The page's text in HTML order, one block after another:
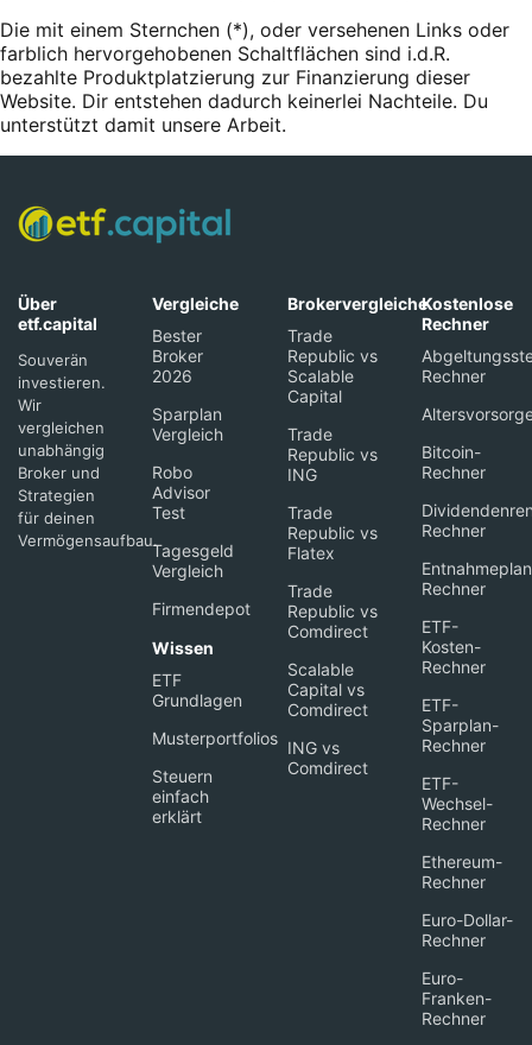
Die mit einem Sternchen (*), oder versehenen Links oder
farblich hervorgehobenen Schaltflächen sind i.d.R.
bezahlte Produktplatzierung zur Finanzierung dieser
Website. Dir entstehen dadurch keinerlei Nachteile. Du
unterstützt damit unsere Arbeit.
Über
etf.capital
Souverän
investieren.
Wir
vergleichen
unabhängig
Broker und
Strategien
für deinen
Vermögensaufbau.
Vergleiche
Bester
Broker
2026
Sparplan
Vergleich
Robo
Advisor
Test
Tagesgeld
Vergleich
Firmendepot
Wissen
ETF
Grundlagen
Musterportfolios
Steuern
einfach
erklärt
Brokervergleiche
Trade
Republic vs
Scalable
Capital
Trade
Republic vs
ING
Trade
Republic vs
Flatex
Trade
Republic vs
Comdirect
Scalable
Capital vs
Comdirect
ING vs
Comdirect
Kostenlose
Rechner
Rechner
Bitcoin-
Rechner
Rechner
Rechner
ETF-
Kosten-
Rechner
ETF-
Sparplan-
Rechner
ETF-
Wechsel-
Rechner
Ethereum-
Rechner
Euro-Dollar-
Rechner
Euro-
Franken-
Rechner